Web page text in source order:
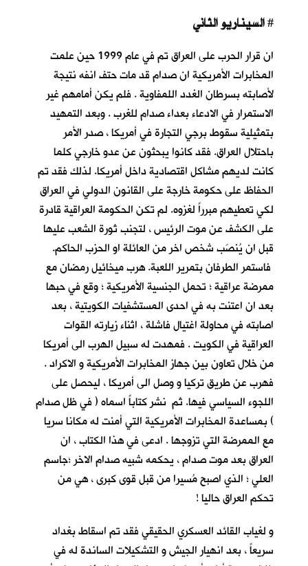
#
ان قرار الحرب على العراق تم في عام 1999 حين علمت
المخابرات الأمريكية ان صدام قد مات حتف انفه نتيجة
لأصابته بسرطان الغدد اللمفاوية . فلم يكن أمامهم غير
الاستمرار في الادعاء بعداء صدام للغرب . وبعد التمهيد
بتمثيلية سقوط برجي التجارة في أمريكا ، صدر الأمر
باحتلال العراق. فقد كانوا يبحثون عن عدو خارجي كلما
كانت لديهم مشاكل اقتصادية داخل أمريكا. لذلك فقد تم
الحفاظ على حكومة خارجة على القانون الدولي في العراق
لكي تعطيهم مبرراً لغزوه. لم تكن الحكومة العراقية قادرة
على الكشف عن موت الرئيس ، لتجنب ثورة الشعب عليها
قبل ان يُنصَب شخص اخر من العائلة او الحزب الحاكم.
فاستمر الطرفان بتمرير اللعبة. هرب ميخائيل رمضان مع
ممرضة عراقية ؛ تحمل الجنسية الأمريكية ؛ وقع في حبها
بعد ان اعتنت به في احدى المستشفيات الكويتية ، بعد
اصابته في محاولة اغتيال فاشلة ، اثناء زيارته القوات
العراقية في الكويت . فمهدت له سبيل الهرب الى أمريكا
من خلال تعاون بين جهاز المخابرات الأمريكية و الاكراد .
فهرب عن طريق تركيا و وصل الى أمريكا ، ليحصل على
اللجوء السياسي فيها. ثم نشر كتاباً اسماه ( في ظل صدام
) بمساعدة المخابرات الأمريكية التي أمنت له مكانا سريا
مع الممرضة التي تزوجها . ادعى في هذا الكتاب ، ان
العراق بعد موت صدام ، يحكمه شبيه صدام الاخر ؛جاسم
العلي ؛ الذي اصبح مُسيرا من قبل قوى كبرى ، هي من
تحكم العراق حاليا !
و لغياب القائد العسكري الحقيقي فقد تم اسقاط بغداد
سريعاً ، بعد انهيار الجيش و التشكيلات الساندة له في